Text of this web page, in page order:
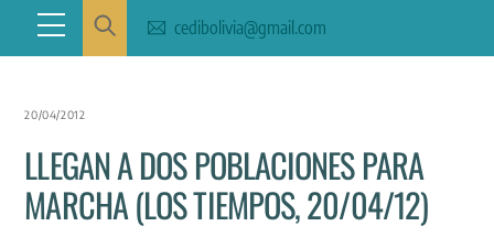
content
Menu cedibolivia@gmail.com
20/04/2012
LLEGAN A DOS POBLACIONES PARA
MARCHA (LOS TIEMPOS, 20/04/12)